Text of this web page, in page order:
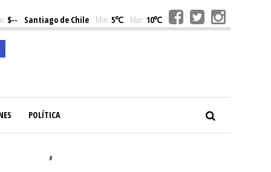
$-- Santiago de Chile Min: 5℃ Max: 10℃
POLÍTICA
#